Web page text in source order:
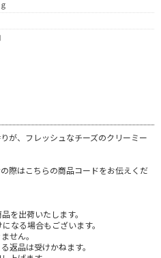
が、フレッシュなチーズのクリーミー
はこちらの商品コードをお伝えくだ
を出荷いたします。
なる場合もございます。
せん。
品は受けかねます。